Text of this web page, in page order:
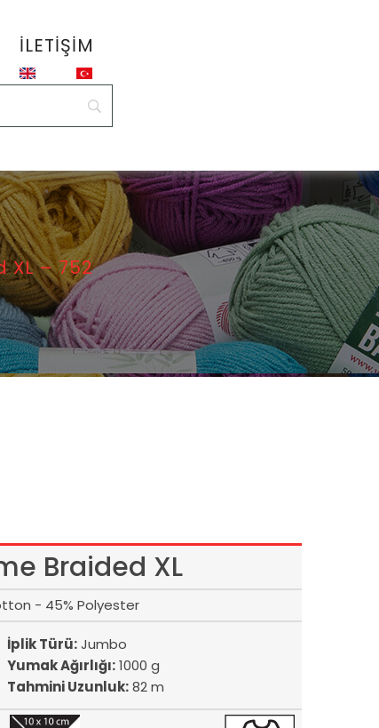
İLETIŞIM
XL – 752
Braided XL
- 45% Polyester
İplik Türü:Jumbo
Yumak Ağırlığı:1000 g
Tahmini Uzunluk:82 m